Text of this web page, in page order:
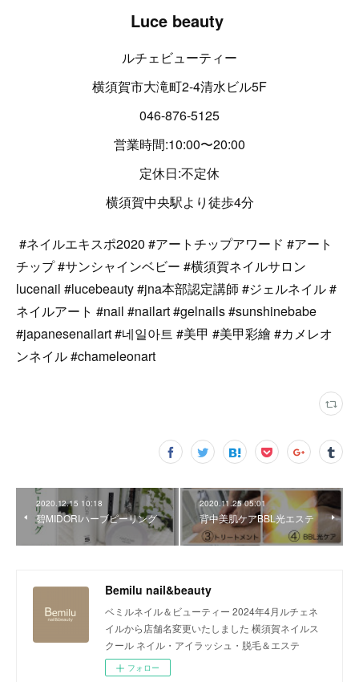
Luce beauty
ルチェビューティー
横須賀市大滝町2-4清水ビル5F
046-876-5125
営業時間:10:00〜20:00
定休日:不定休
横須賀中央駅より徒歩4分
#ネイルエキスポ2020 #アートチップアワード #アート
チップ #サンシャインベビー #横須賀ネイルサロン
lucenail #lucebeauty #jna本部認定講師 #ジェルネイル #
ネイルアート #nail #nailart #gelnails #sunshinebabe
#japanesenailart #네일아트 #美甲 #美甲彩繪 #カメレオ
ンネイル #chameleonart
2020.12.15 10:18
碧MIDORIハーブピーリング
2020.11.25 05:01
背中美肌ケアBBL光エステ
Bemilu nail&beauty
ベミルネイル＆ビューティー 2024年4月ルチェネ
イルから店舗名変更いたしました 横須賀ネイルス
クール ネイル・アイラッシュ・脱毛＆エステ
フォロー